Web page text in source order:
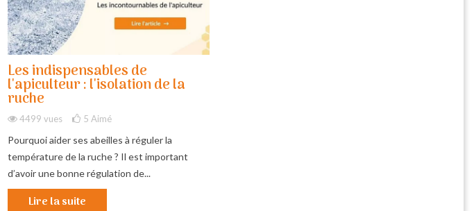
Les indispensables de
l'apiculteur : l'isolation de la
ruche
4499 vues 5 Aimé
Pourquoi aider ses abeilles à réguler la
température de la ruche ? Il est important
d’avoir une bonne régulation de...
Lire la suite